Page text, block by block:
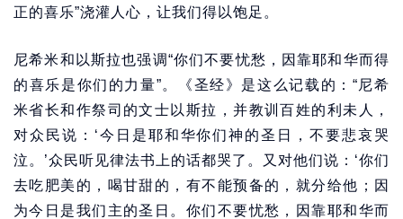
正的喜乐”浇灌人心，让我们得以饱足。
尼希米和以斯拉也强调“你们不要忧愁，因靠耶和华而得
的喜乐是你们的力量”。《圣经》是这么记载的：“尼希
米省长和作祭司的文士以斯拉，并教训百姓的利未人，
对众民说：‘今日是耶和华你们神的圣日，不要悲哀哭
泣。’众民听见律法书上的话都哭了。又对他们说：‘你们
去吃肥美的，喝甘甜的，有不能预备的，就分给他；因
为今日是我们主的圣日。你们不要忧愁，因靠耶和华而